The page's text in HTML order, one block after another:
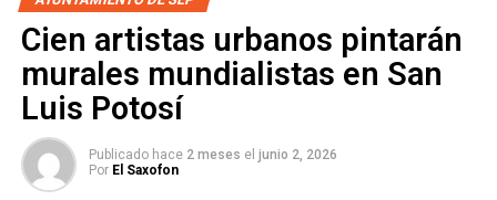
Cien artistas urbanos pintarán
murales mundialistas en San
Luis Potosí
Publicado hace 2 meses el junio 2, 2026
Por El Saxofon